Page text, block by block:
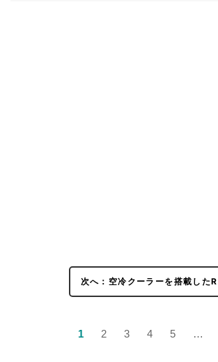
次へ：空冷クーラーを搭載した
1 2 3 4 5 …